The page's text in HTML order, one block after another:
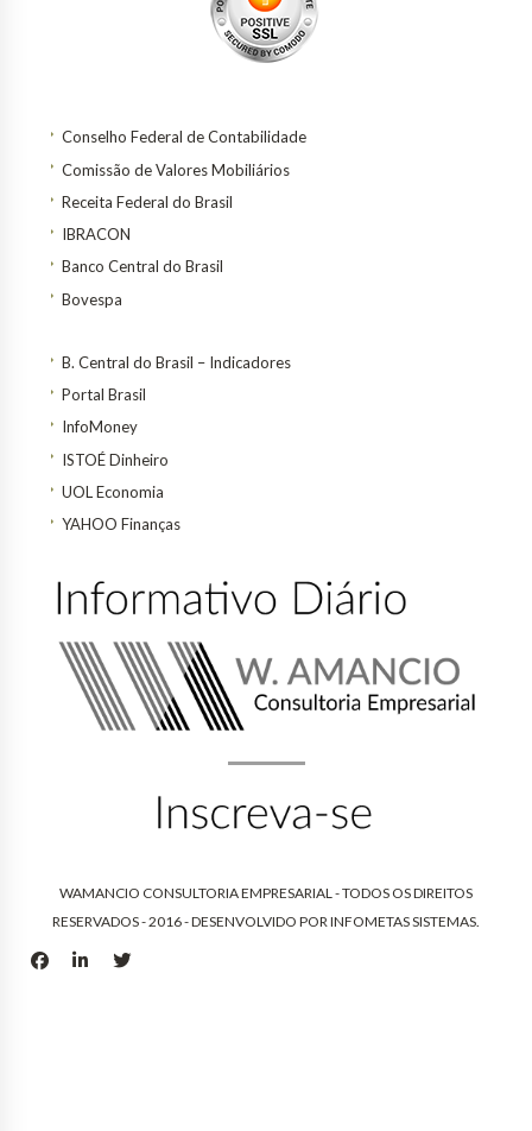
Conselho Federal de Contabilidade
Comissão de Valores Mobiliários
Receita Federal do Brasil
IBRACON
Banco Central do Brasil
Bovespa
B. Central do Brasil – Indicadores
Portal Brasil
InfoMoney
ISTOÉ Dinheiro
UOL Economia
YAHOO Finanças
WAMANCIO CONSULTORIA EMPRESARIAL - TODOS OS DIREITOS
RESERVADOS - 2016 - DESENVOLVIDO PORINFOMETAS SISTEMAS.